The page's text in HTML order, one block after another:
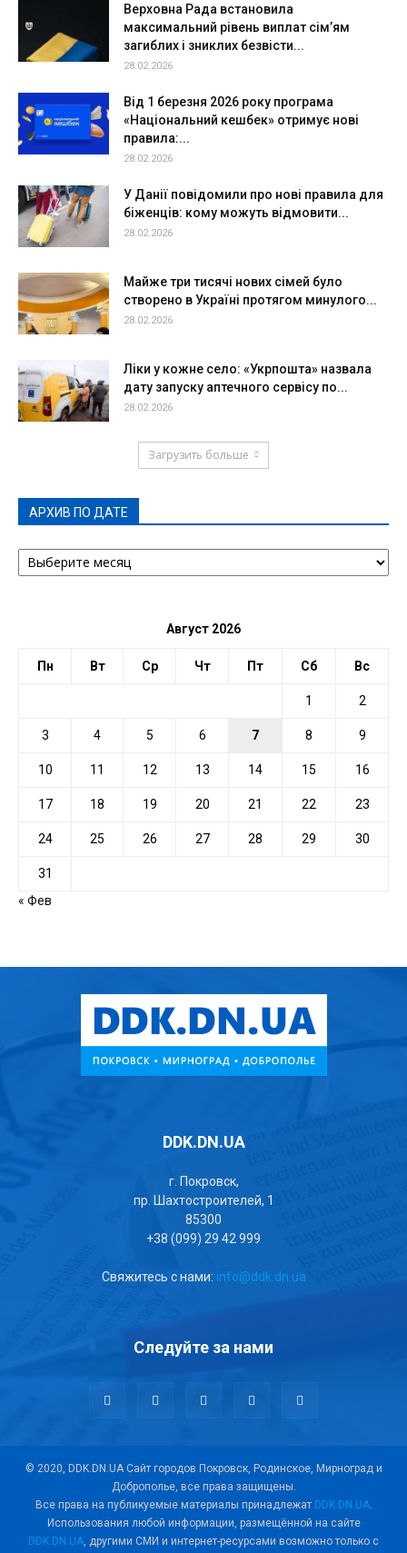
Верховна Рада встановила
максимальний рівень виплат сім’ям
загиблих і зниклих безвісти...
28.02.2026
Від 1 березня 2026 року програма
«Національний кешбек» отримує нові
правила:...
28.02.2026
У Данії повідомили про нові правила для
біженців: кому можуть відмовити...
28.02.2026
Майже три тисячі нових сімей було
створено в Україні протягом минулого...
28.02.2026
Ліки у кожне село: «Укрпошта» назвала
дату запуску аптечного сервісу по...
28.02.2026
Загрузить больше
АРХИВ ПО ДАТЕ
АРХИВ
ПО
Август 2026
Пн Вт Ср Чт Пт Сб Вс
1 2
3 4 5 6 7 8 9
10 11 12 13 14 15 16
17 18 19 20 21 22 23
24 25 26 27 28 29 30
31
« Фев
DDK.DN.UA
г. Покровск,
пр. Шахтостроителей, 1
85300
+38 (099) 29 42 999
Свяжитесь с нами: info@ddk.dn.ua
Следуйте за нами
© 2020, DDK.DN.UA Сайт городов Покровск, Родинское, Мирноград и
Доброполье, все права защищены.
Все права на публикуемые материалы принадлежат DDK.DN.UA.
Использования любой информации, размещённой на сайте
DDK.DN.UA , другими СМИ и интернет-ресурсами возможно только с